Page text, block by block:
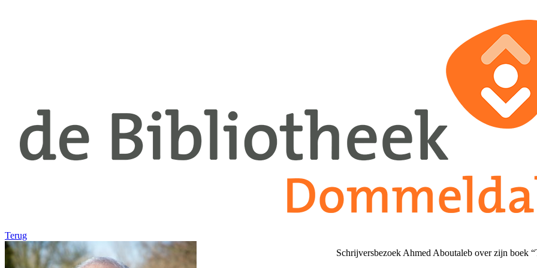
Terug
Schrijversbezoek Ahmed Aboutaleb over zijn boek